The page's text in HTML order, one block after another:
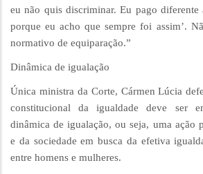
eu não quis discriminar. Eu pago diferente
porque eu acho que sempre foi assim’.
normativo de equiparação.”
Dinâmica de igualação
Única ministra da Corte, Cármen Lúcia
constitucional da igualdade deve ser
dinâmica de igualação, ou seja, uma ação
e da sociedade em busca da efetiva
entre homens e mulheres.